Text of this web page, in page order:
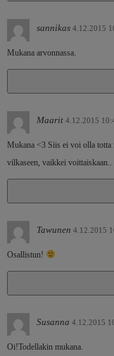
sannikas 4.12.2015
Mukana arvonnassa.
Maarit 4.12.2015
Mukana <3 Siis ei voi olla totta
vilkaseen, vaikkei voittaiskaan..
Tawunen 4.12.2015
Osallistun!
Susanna 4.12.2015
Oi!Todellakin mukana.